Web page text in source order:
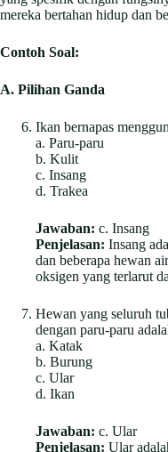
mereka bertahan hidup dan
Contoh Soal:
A. Pilihan Ganda
Ikan bernapas
a. Paru-paru
b. Kulit
c. Insang
d. Trakea
Jawaban: c. Insang
Penjelasan: Insang
dan beberapa hewan
oksigen yang terlarut
Hewan yang seluruh
dengan paru-paru
a. Katak
b. Burung
c. Ular
d. Ikan
Jawaban: c. Ular
Penjelasan: Ular